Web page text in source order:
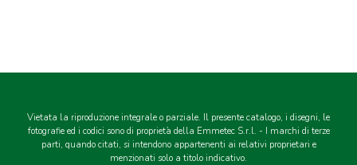
Vietata la riproduzione integrale o parziale. Il presente catalogo, i disegni, le
fotografie ed i codici sono di proprietà della Emmetec S.r.l. - I marchi di terze
parti, quando citati, si intendono appartenenti ai relativi proprietari e
menzionati solo a titolo indicativo.